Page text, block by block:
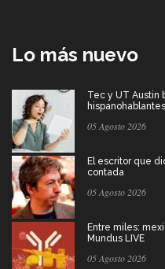
Lo más nuevo
Tec y UT Austin
05 Agosto 2026
El escritor que
contada
05 Agosto 2026
Entre miles:
Mundus LIVE
05 Agosto 2026